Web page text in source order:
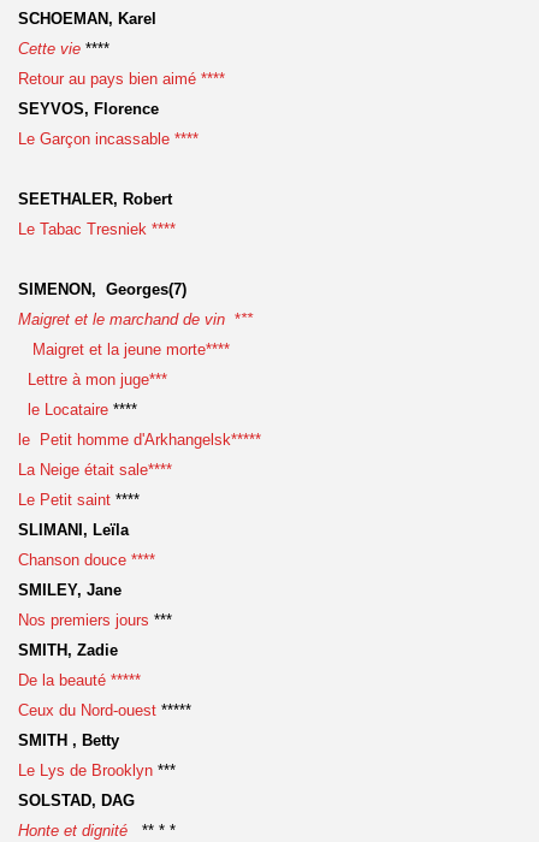
SCHOEMAN, Karel
Cette vie ****
Retour au pays bien aimé ****
SEYVOS, Florence
Le Garçon incassable ****
SEETHALER, Robert
Le Tabac Tresniek ****
SIMENON, Georges(7)
Maigret et le marchand de vin ***
Maigret et la jeune morte****
Lettre à mon juge***
le Locataire ****
le Petit homme d'Arkhangelsk*****
La Neige était sale****
Le Petit saint ****
SLIMANI, Leïla
Chanson douce ****
SMILEY, Jane
Nos premiers jours ***
SMITH, Zadie
De la beauté *****
Ceux du Nord-ouest *****
SMITH , Betty
Le Lys de Brooklyn ***
SOLSTAD, DAG
Honte et dignité ** * *